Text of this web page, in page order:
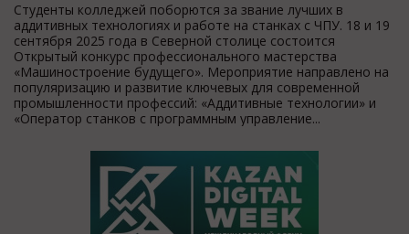
Студенты колледжей поборются за звание лучших в
аддитивных технологиях и работе на станках с ЧПУ. 18 и 19
сентября 2025 года в Северной столице состоится
Открытый конкурс профессионального мастерства
«Машиностроение будущего». Мероприятие направлено на
популяризацию и развитие ключевых для современной
промышленности профессий: «Аддитивные технологии» и
«Оператор станков с программным управление...